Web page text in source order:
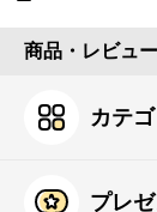
商品・レビュ
カテ
プレ